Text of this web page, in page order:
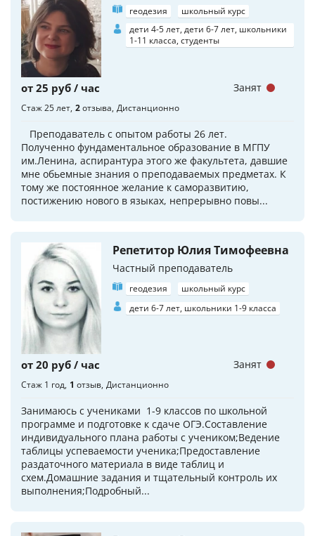
геодезия
школьный курс
дети 4-5 лет, дети 6-7 лет, школьники
1-11 класса, студенты
от 25 руб / час
Стаж 25 лет 2отзыва Дистанционно
Преподаватель с опытом работы 26 лет.
Полученно фундаментальное образование в МГПУ
им.Ленина, аспирантура этого же факультета, давшие
мне обьемные знания о преподаваемых предметах. К
тому же постоянное желание к саморазвитию,
постижению нового в языках, непрерывно повы...
Занят
Репетитор Юлия Тимофеевна
Частный преподаватель
геодезия
школьный курс
дети 6-7 лет, школьники 1-9 класса
от 20 руб / час
Стаж 1 год 1 отзыв Дистанционно
Занимаюсь с учениками 1-9 классов по школьной
программе и подготовке к сдаче ОГЭ.Составление
индивидуального плана работы с учеником;Ведение
таблицы успеваемости ученика;Предоставление
раздаточного материала в виде таблиц и
схем.Домашние задания и тщательный контроль их
выполнения;Подробный...
Занят